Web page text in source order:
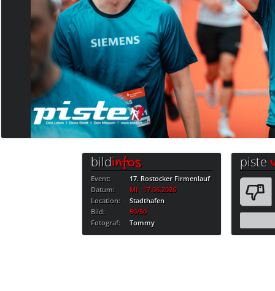
bildinfos
Event:
17. Rostocker Firmenlauf
Datum:
MI · 17.06.2026
Location:
Stadthafen
Bild:
50/50
Fotograf:
Tommy
piste